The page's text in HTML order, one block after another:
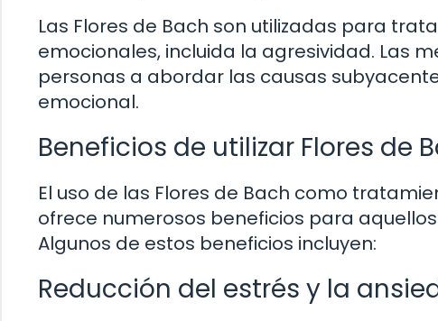
Las Flores de Bach son utilizadas para
emocionales, incluida la agresividad. Las
personas a abordar las causas
emocional.
Beneficios de utilizar Flores
El uso de las Flores de Bach como
ofrece numerosos beneficios para
Algunos de estos beneficios incluyen:
Reducción del estrés y la